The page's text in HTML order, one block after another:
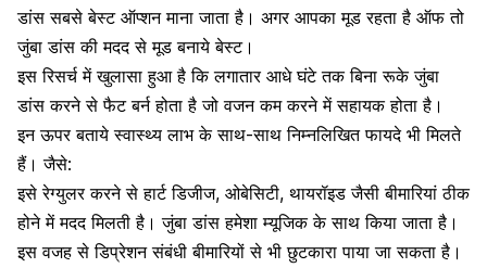
डांस सबसे बेस्ट ऑप्शन माना जाता है। अगर आपका मूड रहता है ऑफ तो
जुंबा डांस की मदद से मूड बनाये बेस्ट।
इस रिसर्च में खुलासा हुआ है कि लगातार आधे घंटे तक बिना रूके जुंबा
डांस करने से फैट बर्न होता है जो वजन कम करने में सहायक होता है।
इन ऊपर बताये स्वास्थ्य लाभ के साथ-साथ निम्नलिखित फायदे भी मिलते
हैं। जैसे:
इसे रेग्युलर करने सेहार्ट डिजीज, ओबेसिटी, थायरॉइड जैसी बीमारियां ठीक
होने में मदद मिलती है। जुंबा डांस हमेशा म्यूजिक के साथ किया जाता है।
इस वजह सेडिप्रेशनसंबंधी बीमारियों से भी छुटकारा पाया जा सकता है।